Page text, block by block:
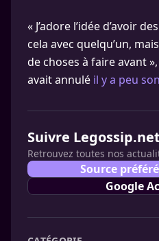
« J’adore l’idée d’avoir
cela avec quelqu’un,
de choses à faire avant
avait annulé il y a peu
Suivre Legossip.net
Retrouvez toutes nos
Source
Google